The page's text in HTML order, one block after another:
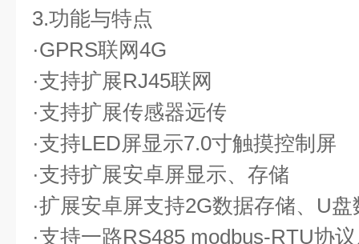
3.功能与特点
·GPRS联网4G
·支持扩展RJ45联网
·支持扩展传感器远传
·支持LED屏显示7.0寸触摸控制屏
·支持扩展安卓屏显示、存储
·扩展安卓屏支持2G数据存储、U
·支持一路RS485 modbus-RTU协